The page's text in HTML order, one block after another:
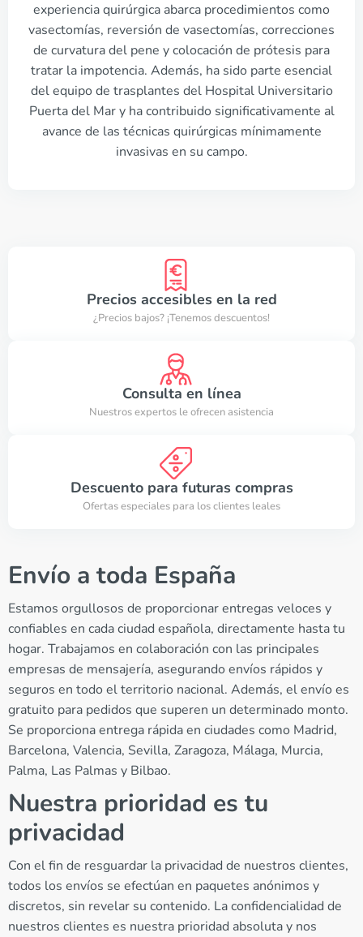
experiencia quirúrgica abarca procedimientos como
vasectomías, reversión de vasectomías, correcciones
de curvatura del pene y colocación de prótesis para
tratar la impotencia. Además, ha sido parte esencial
del equipo de trasplantes del Hospital Universitario
Puerta del Mar y ha contribuido significativamente al
avance de las técnicas quirúrgicas mínimamente
invasivas en su campo.
Precios accesibles en la red
¿Precios bajos? ¡Tenemos descuentos!
Consulta en línea
Nuestros expertos le ofrecen asistencia
Descuento para futuras compras
Ofertas especiales para los clientes leales
Envío a toda España
Estamos orgullosos de proporcionar entregas veloces y
confiables en cada ciudad española, directamente hasta tu
hogar. Trabajamos en colaboración con las principales
empresas de mensajería, asegurando envíos rápidos y
seguros en todo el territorio nacional. Además, el envío es
gratuito para pedidos que superen un determinado monto.
Se proporciona entrega rápida en ciudades como Madrid,
Barcelona, Valencia, Sevilla, Zaragoza, Málaga, Murcia,
Palma, Las Palmas y Bilbao.
Nuestra prioridad es tu
privacidad
Con el fin de resguardar la privacidad de nuestros clientes,
todos los envíos se efectúan en paquetes anónimos y
discretos, sin revelar su contenido. La confidencialidad de
nuestros clientes es nuestra prioridad absoluta y nos